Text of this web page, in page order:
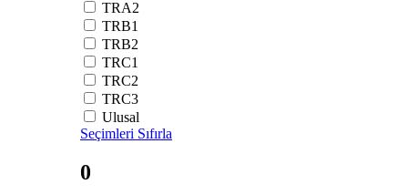
TRA2
TRB1
TRB2
TRC1
TRC2
TRC3
Ulusal
Seçimleri Sıfırla
0